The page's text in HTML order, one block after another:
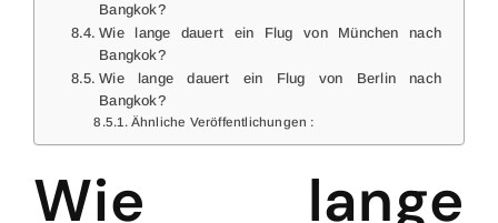
Bangkok?
Wie lange dauert ein Flug von München nach
Bangkok?
Wie lange dauert ein Flug von Berlin nach
Bangkok?
Ähnliche Veröffentlichungen :
Wie lange